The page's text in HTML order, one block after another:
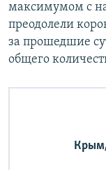
максимумом с
преодолели
за прошедшие
общего
Крым,